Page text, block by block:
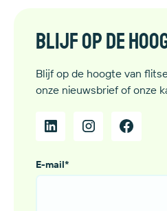
Blijf op de
Blijf op de hoogte van
onze nieuwsbrief of onze
E-mail*